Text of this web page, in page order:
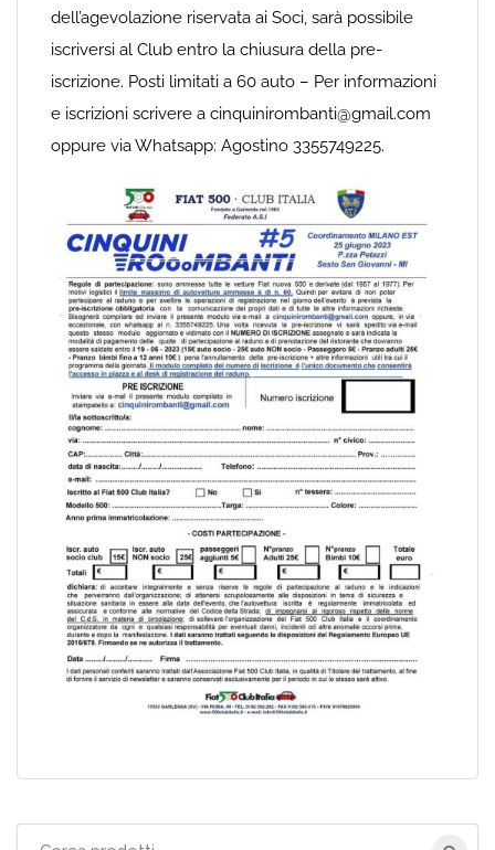
dell’agevolazione riservata ai Soci, sarà possibile
iscriversi al Club entro la chiusura della pre-
iscrizione. Posti limitati a 60 auto – Per informazioni
e iscrizioni scrivere a cinquinirombanti@gmail.com
oppure via Whatsapp: Agostino 3355749225.